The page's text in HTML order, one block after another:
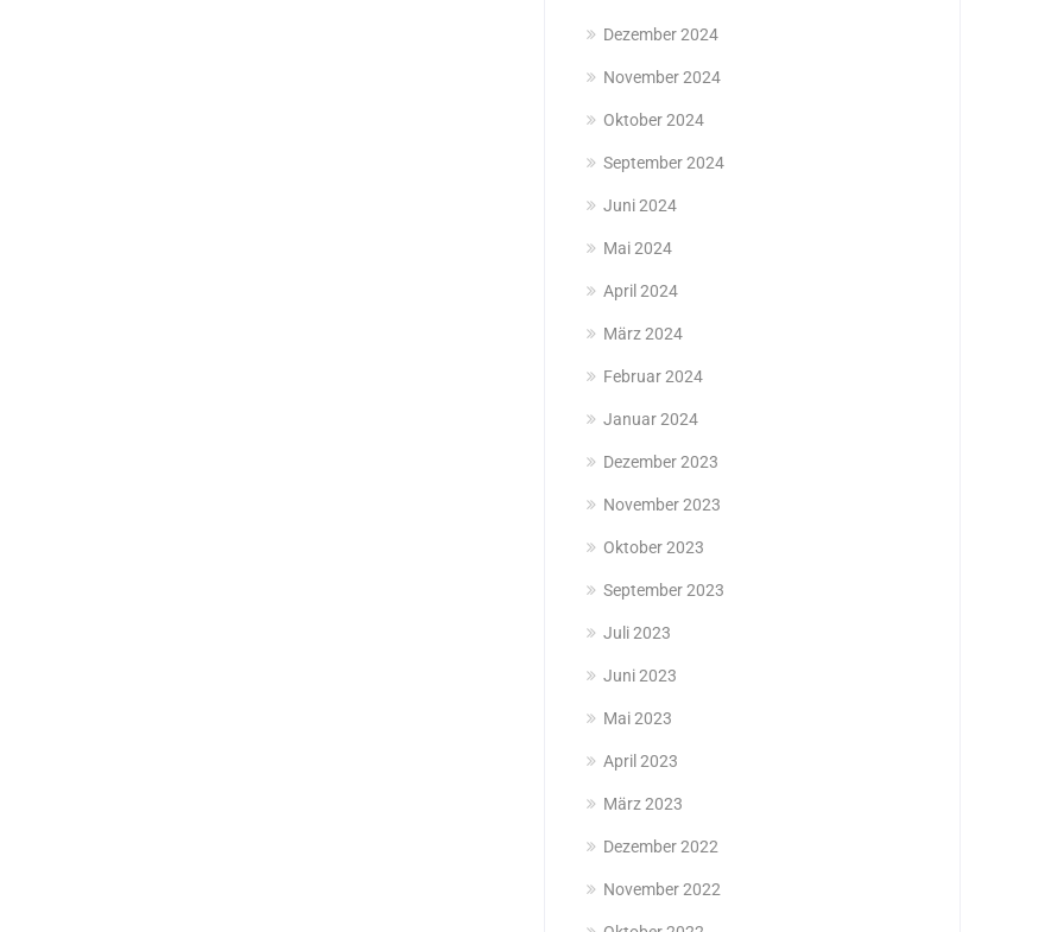
Dezember 2024
November 2024
Oktober 2024
September 2024
Juni 2024
Mai 2024
April 2024
März 2024
Februar 2024
Januar 2024
Dezember 2023
November 2023
Oktober 2023
September 2023
Juli 2023
Juni 2023
Mai 2023
April 2023
März 2023
Dezember 2022
November 2022